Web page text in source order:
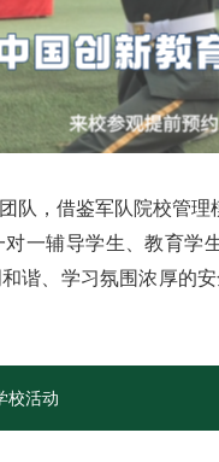
，借鉴军队院校管理
一辅导学生、教育学
谐、学习氛围浓厚的
校活动